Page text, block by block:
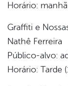
Horário:
Graffiti e
Nathê Ferreira
Público-alvo:
Horário: Tarde